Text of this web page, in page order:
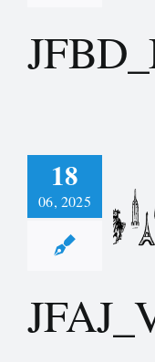
18
06, 2025